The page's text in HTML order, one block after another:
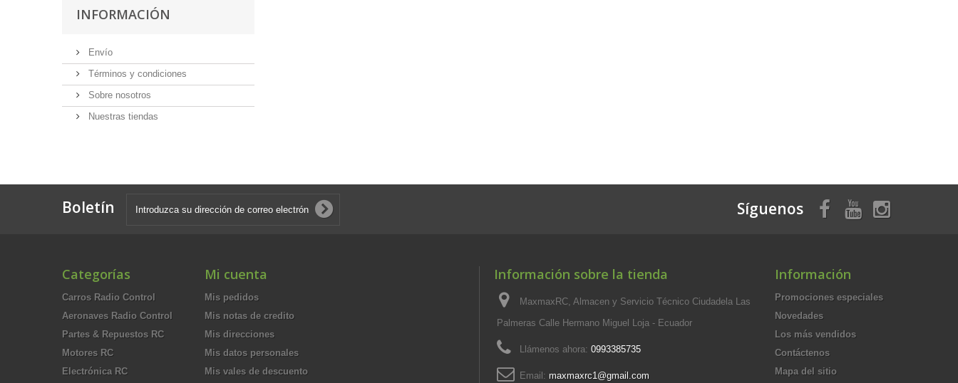
INFORMACIÓN
Envío
Términos y condiciones
Sobre nosotros
Nuestras tiendas
Boletín Síguenos
Categorías
Carros Radio Control
Aeronaves Radio Control
Partes & Repuestos RC
Motores RC
Electrónica RC
Mi cuenta
Mis pedidos
Mis notas de credito
Mis direcciones
Mis datos personales
Mis vales de descuento
Información sobre la tienda
MaxmaxRC, Almacen y Servicio Técnico Ciudadela Las
Palmeras Calle Hermano Miguel Loja - Ecuador
Llámenos ahora: 0993385735
Email: maxmaxrc1@gmail.com
Información
Promociones especiales
Novedades
Los más vendidos
Contáctenos
Mapa del sitio